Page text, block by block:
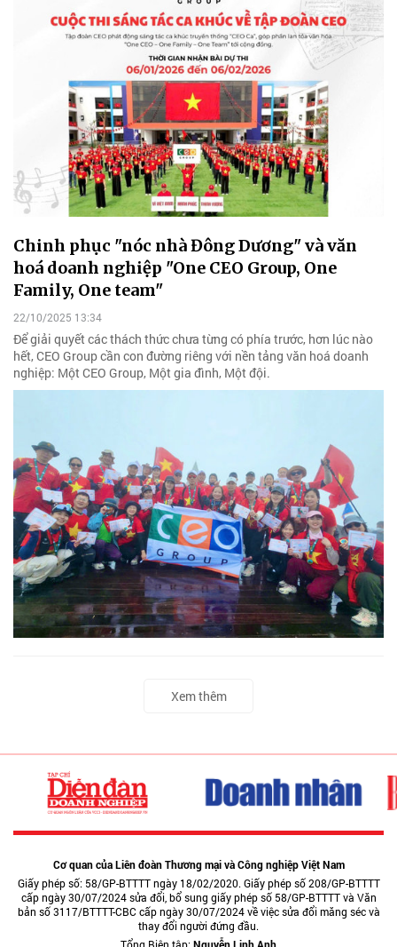
Chinh phục "nóc nhà Đông Dương" và văn
hoá doanh nghiệp "One CEO Group, One
Family, One team"
22/10/2025 13:34
Để giải quyết các thách thức chưa từng có phía trước, hơn lúc nào
hết, CEO Group cần con đường riêng với nền tảng văn hoá doanh
nghiệp: Một CEO Group, Một gia đình, Một đội.
Xem thêm
Cơ quan của Liên đoàn Thương mại và Công nghiệp Việt Nam
Giấy phép số: 58/GP-BTTTT ngày 18/02/2020. Giấy phép số 208/GP-BTTTT
cấp ngày 30/07/2024 sửa đổi, bổ sung giấy phép số 58/GP-BTTTT và Văn
bản số 3117/BTTTT-CBC cấp ngày 30/07/2024 về việc sửa đổi măng séc và
thay đổi người đứng đầu.
Tổng Biên tập:Nguyễn Linh Anh